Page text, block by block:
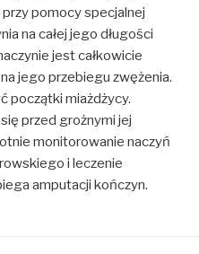
pomocy specjalnej
na całej jego długości
jest całkowicie
jego przebiegu zwężenia.
początki miażdżycy.
przed grożnymi jej
monitorowanie naczyń
i leczenie
amputacji kończyn.